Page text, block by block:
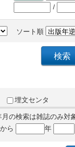
/
ソート順
埋文センタ
の検索は雑誌のみ対
ら 年